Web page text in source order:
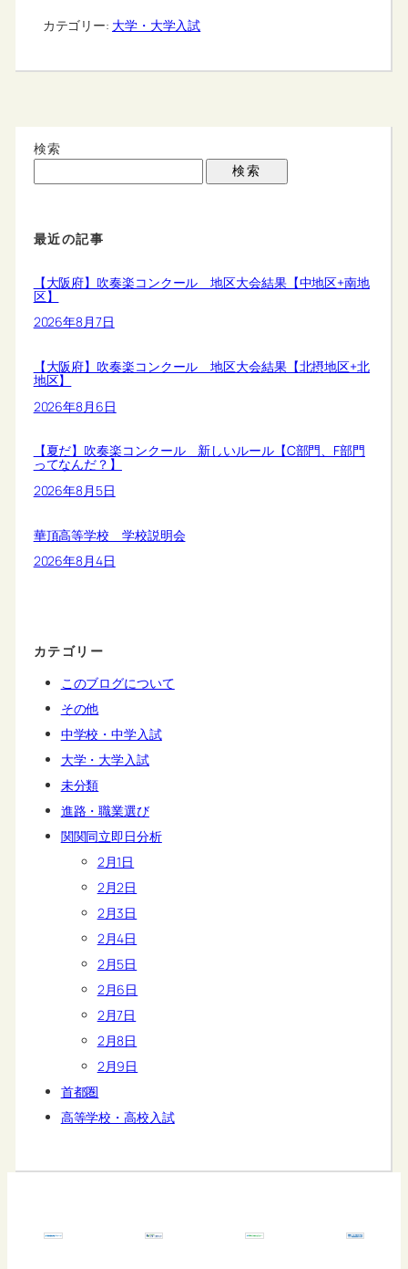
カテゴリー: 大学・大学入試
検索
検索
最近の記事
【大阪府】吹奏楽コンクール 地区大会結果【中地区+南地
区】
2026年8月7日
【大阪府】吹奏楽コンクール 地区大会結果【北摂地区+北
地区】
2026年8月6日
【夏だ】吹奏楽コンクール 新しいルール【C部門、F部門
ってなんだ？】
2026年8月5日
華頂高等学校 学校説明会
2026年8月4日
カテゴリー
このブログについて
その他
中学校・中学入試
大学・大学入試
未分類
進路・職業選び
関関同立即日分析
2月1日
2月2日
2月3日
2月4日
2月5日
2月6日
2月7日
2月8日
2月9日
首都圏
高等学校・高校入試